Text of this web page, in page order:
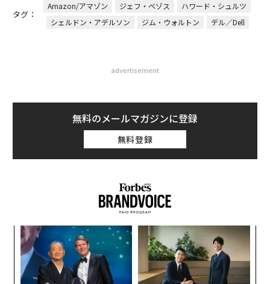
タグ：
Amazon/アマゾン ジェフ・ベゾス
ハワード・シュルツ
シェルドン・アデルソン
ジム・ウォルトン デル／Dell
advertisement
無料のメールマガジンに登録
無料登録